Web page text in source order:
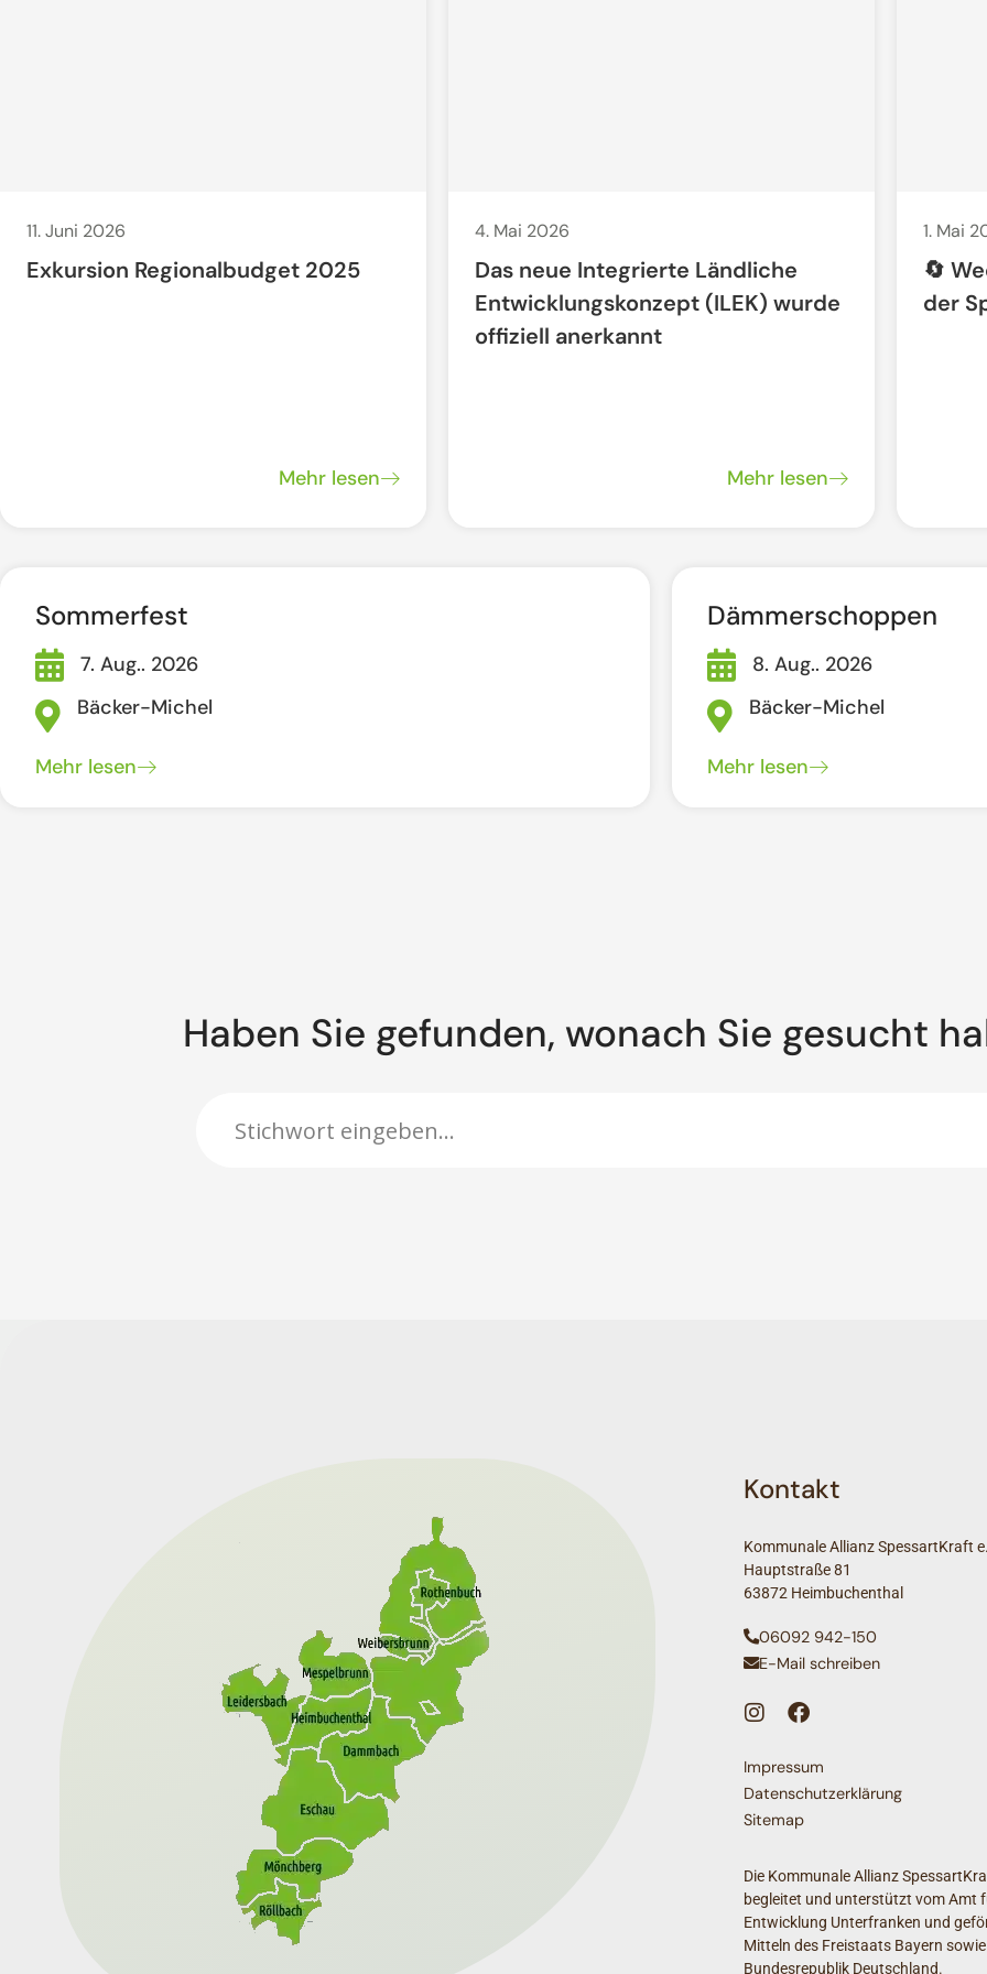
11. Juni 2026
Exkursion Regionalbudget 2025
Mehr lesen
4. Mai 2026
Das neue Integrierte Ländliche
Entwicklungskonzept (ILEK) wurde
offiziell anerkannt
Mehr lesen
1. Mai
🔄
der
Sommerfest
7. Aug.. 2026
Bäcker-Michel
Mehr lesen
Dämmerschoppen
8. Aug.. 2026
Bäcker-Michel
Mehr lesen
Haben Sie gefunden, wonach Sie gesucht
Kontakt
Kommunale Allianz SpessartKraft
Hauptstraße 81
63872 Heimbuchenthal
06092 942-150
E-Mail schreiben
Impressum
Datenschutzerklärung
Sitemap
Die Kommunale Allianz
begleitet und unterstützt vom Amt
Entwicklung Unterfranken und
Mitteln des Freistaats Bayern
Bundesrepublik Deutschland.